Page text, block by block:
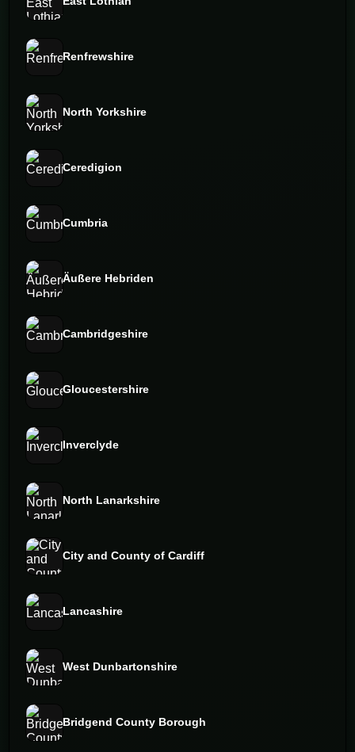
Renfrewshire
North Yorkshire
Ceredigion
Cumbria
Äußere Hebriden
Cambridgeshire
Gloucestershire
Inverclyde
North Lanarkshire
City and County of Cardiff
Lancashire
West Dunbartonshire
Bridgend County Borough